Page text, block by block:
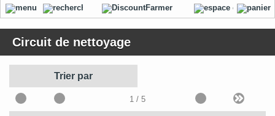
Circuit de nettoyage
Trier par
1/ 5